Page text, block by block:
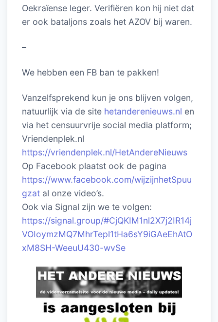
Oekraïense leger. Verifiëren kon hij niet dat
er ook bataljons zoals het AZOV bij waren.
–
We hebben een FB ban te pakken!
Vanzelfsprekend kun je ons blijven volgen,
natuurlijk via de site hetanderenieuws.nl en
via het censuurvrije social media platform;
Vriendenplek.nl
https://vriendenplek.nl/HetAndereNieuws
Op Facebook plaatst ook de pagina
https://www.facebook.com/wijzijnhetSpuu
gzat al onze video’s.
Ook via Signal zijn we te volgen:
https://signal.group/#CjQKIM1nl2X7j2IR14j
VOIoymzMQ7MhrTepl1tHa6sY9iGAeEhAtO
xM8SH-WeeuU430-wvSe